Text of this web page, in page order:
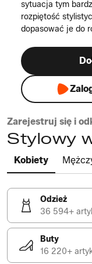
sytuacja tym
rozpiętość
dopasować je do
Zarejestruj się i
Stylowy
Kobiety
Odzież
36 594+
Buty
16 220+